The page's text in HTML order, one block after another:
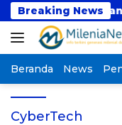
Langsung
ke
konten
Breaking News
Membangun
Beranda News
CyberTech